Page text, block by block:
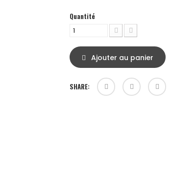
Quantité
Ajouter au panier
SHARE: